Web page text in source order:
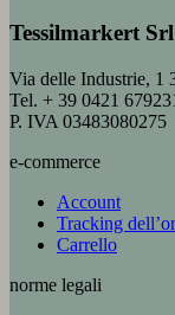
Tessilmarkert Srl
Via delle Industrie, 1
Tel. + 39 0421
P. IVA 03483080275
e-commerce
Account
Tracking
Carrello
norme legali